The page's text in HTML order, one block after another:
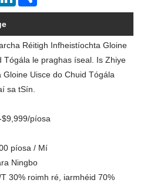
Réitigh Infheistíochta Gloine
Tógála le praghas íseal. Is Zhiye
Uisce do Chuid Tógála
sa tSín.
píosa
píosa / Mí
Ningbo
30% roimh ré, iarmhéid 70%